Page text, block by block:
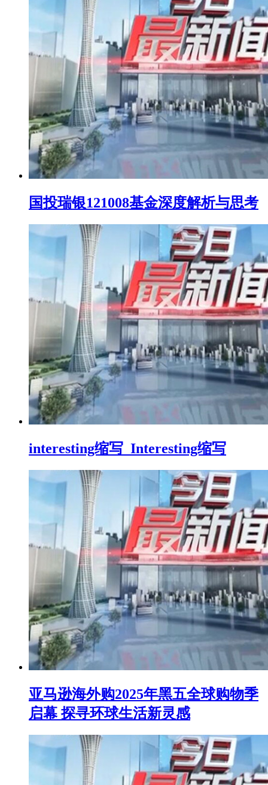
国投瑞银121008基金深度解析与思考
interesting缩写_Interesting缩写
亚马逊海外购2025年黑五全球购物季
启幕 探寻环球生活新灵感